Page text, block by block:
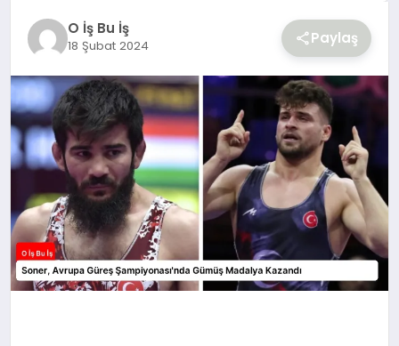
O İş Bu İş
18 Şubat 2024 Paylaş